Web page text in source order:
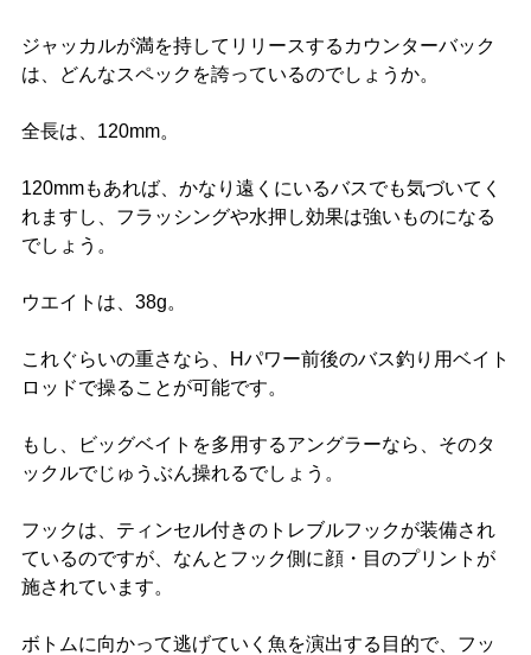
ジャッカルが満を持してリリースするカウンターバック
は、どんなスペックを誇っているのでしょうか。
全長は、120mm。
120mmもあれば、かなり遠くにいるバスでも気づいてく
れますし、フラッシングや水押し効果は強いものになる
でしょう。
ウエイトは、38g。
これぐらいの重さなら、Hパワー前後のバス釣り用ベイト
ロッドで操ることが可能です。
もし、ビッグベイトを多用するアングラーなら、そのタ
ックルでじゅうぶん操れるでしょう。
フックは、ティンセル付きのトレブルフックが装備され
ているのですが、なんとフック側に顔・目のプリントが
施されています。
ボトムに向かって逃げていく魚を演出する目的で、フッ